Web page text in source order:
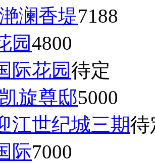
澜香堤7188
园4800
际花园待定
旋尊邸5000
江世纪城三期待
际7000